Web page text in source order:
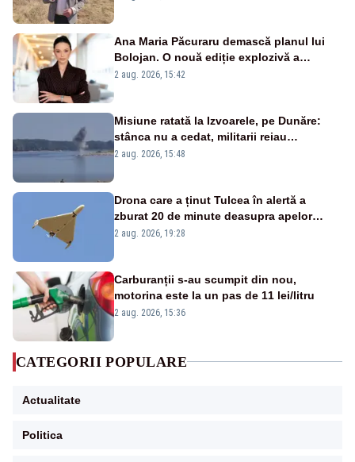
Ana Maria Păcuraru demască planul lui
Bolojan. O nouă ediție explozivă a
emisiunii „Miza Zilei” la Realitatea PLUS
2 aug. 2026, 15:42
Misiune ratată la Izvoarele, pe Dunăre:
stânca nu a cedat, militarii reiau
detonările luni – VIDEO
2 aug. 2026, 15:48
Drona care a ținut Tulcea în alertă a
zburat 20 de minute deasupra apelor
României. Au fost ridicate două F-16
2 aug. 2026, 19:28
Carburanții s-au scumpit din nou,
motorina este la un pas de 11 lei/litru
2 aug. 2026, 15:36
CATEGORII POPULARE
Actualitate
Politica